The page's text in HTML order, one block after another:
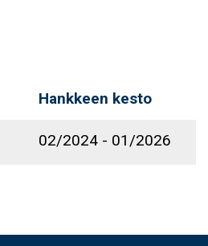
Hankkeen kesto
02/2024 - 01/2026